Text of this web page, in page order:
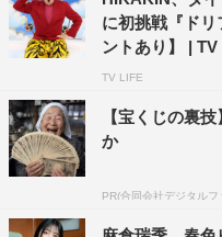
に初挑戦『ド
ントあり】 |
TV LIFE
【宝くじの裏
か
PR(合同会社デジタルフ